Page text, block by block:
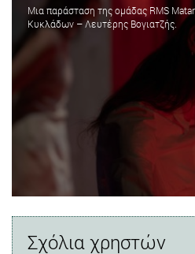
Μια παράσταση της ομάδας RMS
Κυκλάδων – Λευτέρης Βογιατζής.
Σχόλια χρηστών